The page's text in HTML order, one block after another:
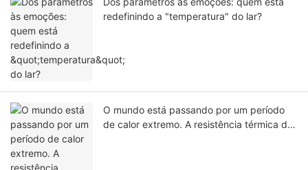
redefinindo a "temperatura" do lar?
O mundo está passando por um período
de calor extremo. A resistência térmica da